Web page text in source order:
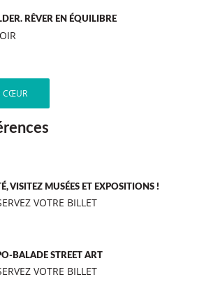
RÊVER EN ÉQUILIBRE
CŒUR
VISITEZ MUSÉES ET EXPOSITIONS !
VOTRE BILLET
BALADE STREET ART
VOTRE BILLET